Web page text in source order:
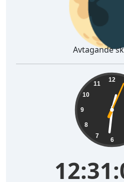
Avtagande
12
6
7
8
9
10
11